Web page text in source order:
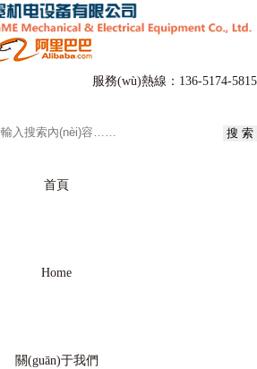
服務(wù)熱線： 136-5174-5815
首頁
Home
關(guān)于我們